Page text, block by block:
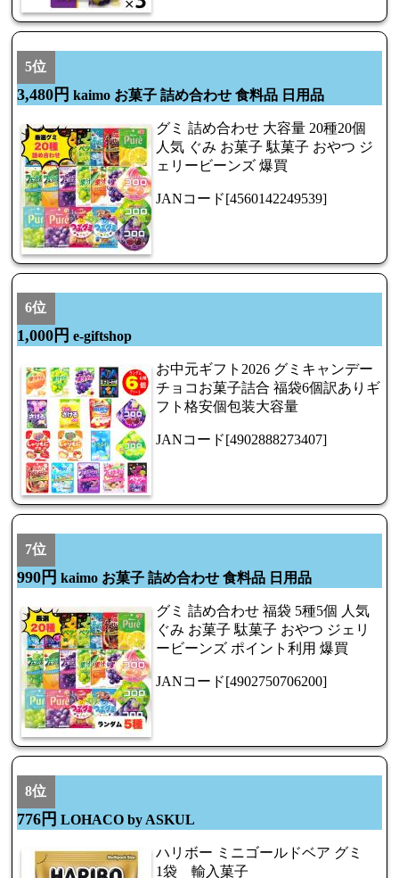
5位
3,480円 kaimo お菓子 詰め合わせ 食料品 日用品
グミ 詰め合わせ 大容量 20種20個
人気 ぐみ お菓子 駄菓子 おやつ ジ
ェリービーンズ 爆買
JANコード[4560142249539]
6位
1,000円 e-giftshop
お中元ギフト2026 グミキャンデー
チョコお菓子詰合 福袋6個訳ありギ
フト格安個包装大容量
JANコード[4902888273407]
7位
990円 kaimo お菓子 詰め合わせ 食料品 日用品
グミ 詰め合わせ 福袋 5種5個 人気
ぐみ お菓子 駄菓子 おやつ ジェリ
ービーンズ ポイント利用 爆買
JANコード[4902750706200]
8位
776円 LOHACO by ASKUL
ハリボー ミニゴールドベア グミ
1袋 輸入菓子